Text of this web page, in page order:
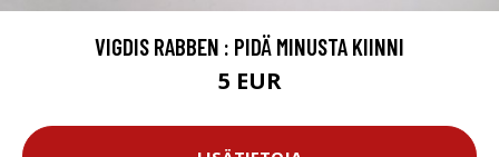
VIGDIS RABBEN : PIDÄ MINUSTA KIINNI
5 EUR